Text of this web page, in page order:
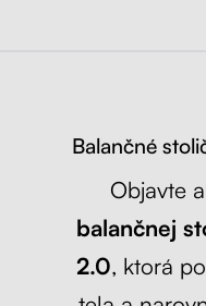
Balančné
Objavte
balančnej
2.0, ktorá